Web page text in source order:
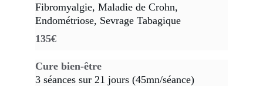
Fibromyalgie, Maladie de Crohn,
Endométriose, Sevrage Tabagique
135€
Cure bien-être
3 séances sur 21 jours (45mn/séance)